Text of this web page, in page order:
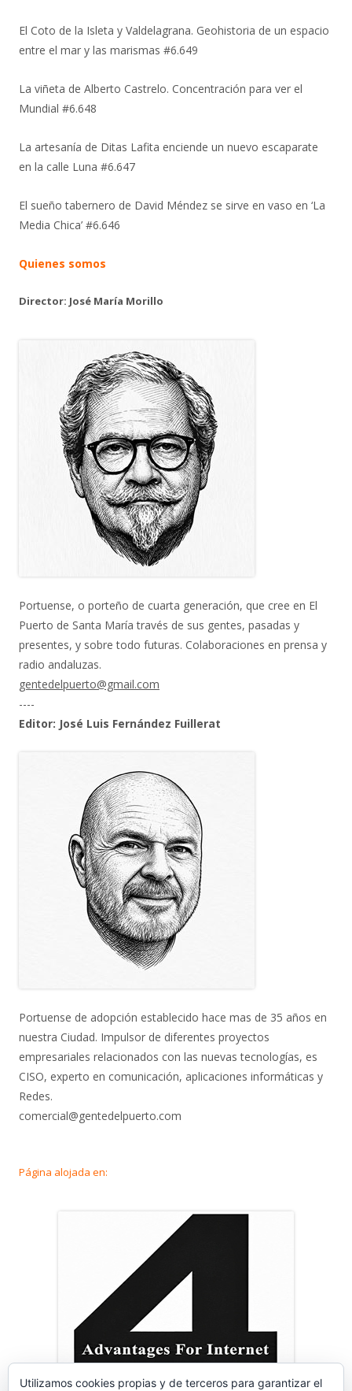
El Coto de la Isleta y Valdelagrana. Geohistoria de un espacio
entre el mar y las marismas #6.649
La viñeta de Alberto Castrelo. Concentración para ver el
Mundial #6.648
La artesanía de Ditas Lafita enciende un nuevo escaparate
en la calle Luna #6.647
El sueño tabernero de David Méndez se sirve en vaso en ‘La
Media Chica’ #6.646
Quienes somos
Director: José María Morillo
Portuense, o porteño de cuarta generación, que cree en El
Puerto de Santa María través de sus gentes, pasadas y
presentes, y sobre todo futuras. Colaboraciones en prensa y
radio andaluzas.
gentedelpuerto@gmail.com
----
Editor: José Luis Fernández Fuillerat
Portuense de adopción establecido hace mas de 35 años en
nuestra Ciudad. Impulsor de diferentes proyectos
empresariales relacionados con las nuevas tecnologías, es
CISO, experto en comunicación, aplicaciones informáticas y
Redes.
comercial@gentedelpuerto.com
Página alojada en:
Utilizamos cookies propias y de terceros para garantizar el